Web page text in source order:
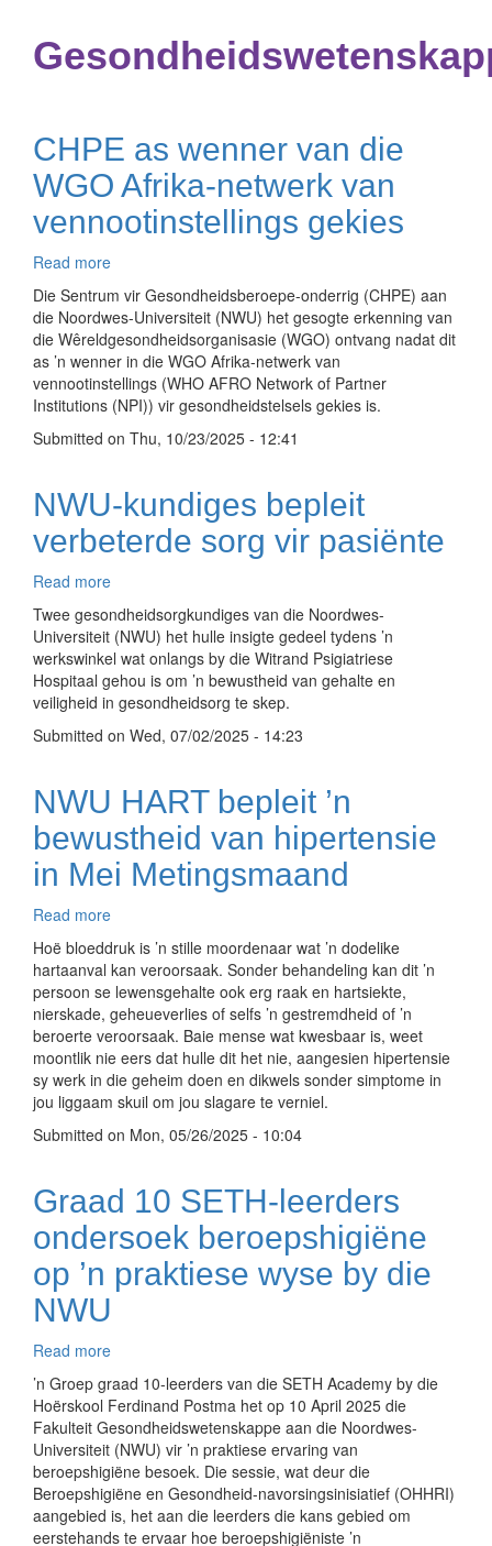
CHPE as wenner van die
WGO Afrika-netwerk van
vennootinstellings gekies
Read more
CHPE
as
wenner
van
die
WGO
Afrika-
netwerk
gekies
Die Sentrum vir Gesondheidsberoepe-onderrig (CHPE) aan
die Noordwes-Universiteit (NWU) het gesogte erkenning van
die Wêreldgesondheidsorganisasie (WGO) ontvang nadat dit
as ’n wenner in die WGO Afrika-netwerk van
vennootinstellings (WHO AFRO Network of Partner
Institutions (NPI)) vir gesondheidstelsels gekies is.
Submitted on Thu, 10/23/2025 - 12:41
NWU-kundiges bepleit
verbeterde sorg vir pasiënte
Read more
NWU-
kundiges
bepleit
verbeterde
sorg
vir
pasiënte
Twee gesondheidsorgkundiges van die Noordwes-
Universiteit (NWU) het hulle insigte gedeel tydens ’n
werkswinkel wat onlangs by die Witrand Psigiatriese
Hospitaal gehou is om ’n bewustheid van gehalte en
veiligheid in gesondheidsorg te skep.
Submitted on Wed, 07/02/2025 - 14:23
NWU HART bepleit ’n
bewustheid van hipertensie
in Mei Metingsmaand
Read more
NWU
HART
bepleit
’n
bewustheid
van
hipertensie
in
Mei
Metingsmaand
Hoë bloeddruk is ’n stille moordenaar wat ’n dodelike
hartaanval kan veroorsaak. Sonder behandeling kan dit ’n
persoon se lewensgehalte ook erg raak en hartsiekte,
nierskade, geheueverlies of selfs ’n gestremdheid of ’n
beroerte veroorsaak. Baie mense wat kwesbaar is, weet
moontlik nie eers dat hulle dit het nie, aangesien hipertensie
sy werk in die geheim doen en dikwels sonder simptome in
jou liggaam skuil om jou slagare te verniel.
Submitted on Mon, 05/26/2025 - 10:04
Graad 10 SETH-leerders
ondersoek beroepshigiëne
op ’n praktiese wyse by die
NWU
Read more
Graad
10
SETH-
leerders
ondersoek
beroepshigiëne
op
’n
’n Groep graad 10-leerders van die SETH Academy by die
Hoërskool Ferdinand Postma het op 10 April 2025 die
Fakulteit Gesondheidswetenskappe aan die Noordwes-
Universiteit (NWU) vir ’n praktiese ervaring van
beroepshigiëne besoek. Die sessie, wat deur die
Beroepshigiëne en Gesondheid-navorsingsinisiatief (OHHRI)
aangebied is, het aan die leerders die kans gebied om
eerstehands te ervaar hoe beroepshigiëniste ’n